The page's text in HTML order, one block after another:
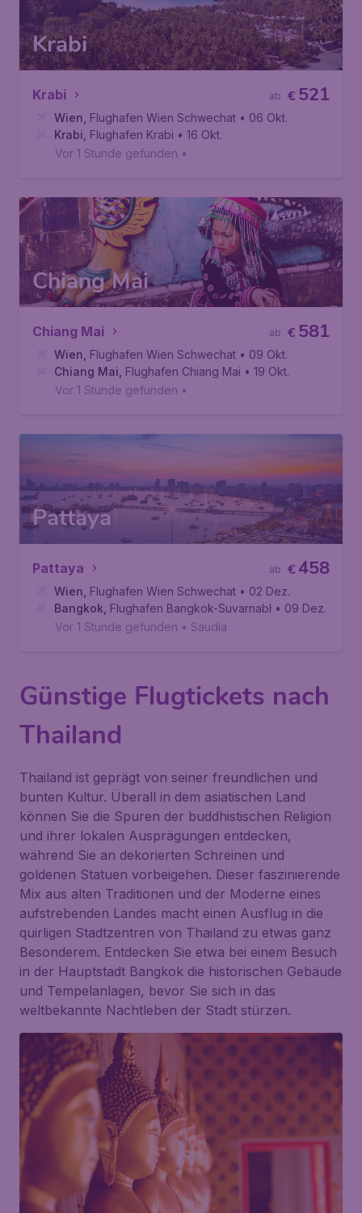
Krabi
Krabi €521
ab
Wien Flughafen Wien Schwechat • 06 Okt.
Krabi Flughafen Krabi • 16 Okt.
Vor 1 Stunde gefunden •
Chiang Mai
Chiang Mai €581
ab
Wien Flughafen Wien Schwechat • 09 Okt.
Chiang Mai Flughafen Chiang Mai • 19 Okt.
Vor 1 Stunde gefunden •
Pattaya
Pattaya €458
ab
Wien Flughafen Wien Schwechat • 02 Dez.
Bangkok Flughafen Bangkok-Suvarnabhumi• 09 Dez.
Vor 1 Stunde gefunden • Saudia
Günstige Flugtickets nach
Thailand
Thailand ist geprägt von seiner freundlichen und
bunten Kultur. Überall in dem asiatischen Land
können Sie die Spuren der buddhistischen Religion
und ihrer lokalen Ausprägungen entdecken,
während Sie an dekorierten Schreinen und
goldenen Statuen vorbeigehen. Dieser faszinierende
Mix aus alten Traditionen und der Moderne eines
aufstrebenden Landes macht einen Ausflug in die
quirligen Stadtzentren von Thailand zu etwas ganz
Besonderem. Entdecken Sie etwa bei einem Besuch
in der Hauptstadt Bangkok die historischen Gebäude
und Tempelanlagen, bevor Sie sich in das
weltbekannte Nachtleben der Stadt stürzen.